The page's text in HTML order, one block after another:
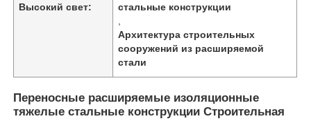
Главная страница
Ролики
Высокий свет:
стальные конструкции
Архитектура строительных
сооружений из расширяемой
стали
Переносные расширяемые изоляционные
тяжелые стальные конструкции Строительная